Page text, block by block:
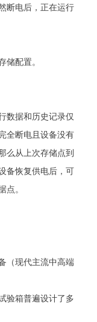
断电后，正在运行
储配置。
数据和历史记录仅
全断电且设备没有
么从上次存储点到
备恢复供电后，可
点。
（现代主流中高端
验箱普遍设计了多